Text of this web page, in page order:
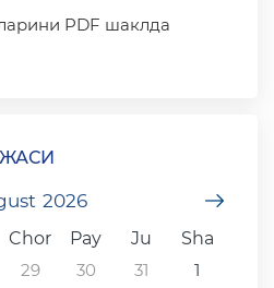
PDF шаклда
2026
Chor Pay Ju
Sha
29 30 31
1